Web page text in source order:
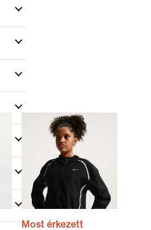
Most érkezett